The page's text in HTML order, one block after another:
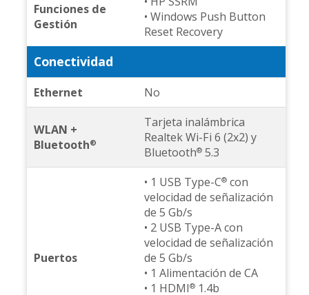
Funciones de
Gestión
• Windows Push Button
Reset Recovery
Conectividad
Ethernet No
WLAN +
Bluetooth®
Tarjeta inalámbrica
Realtek Wi-Fi 6 (2x2) y
Bluetooth®5.3
Puertos
• 1 USB Type-C®con
velocidad de señalización
de 5 Gb/s
• 2 USB Type-A con
velocidad de señalización
de 5 Gb/s
• 1 Alimentación de CA
• 1 HDMI®1.4b